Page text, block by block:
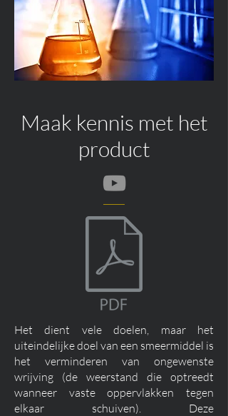
Maak kennis met het
product
Het dient vele doelen, maar het
uiteindelijke doel van een smeermiddel is
het verminderen van ongewenste
wrijving (de weerstand die optreedt
wanneer vaste oppervlakken tegen
elkaar schuiven). Deze